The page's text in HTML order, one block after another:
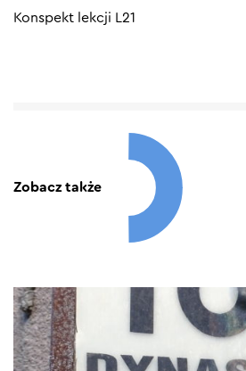
Konspekt lekcji L21
Zobacz także